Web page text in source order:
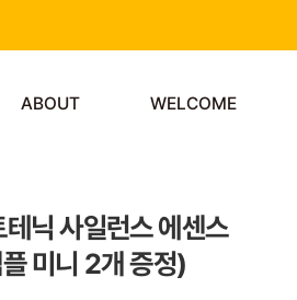
ABOUT WELCOME
닉 사일런스 에센스
미니 2개 증정)